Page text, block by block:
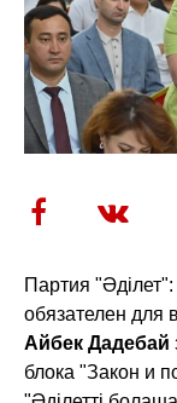
Партия
обязателен для
Айбек Дадебай
блока "Закон и